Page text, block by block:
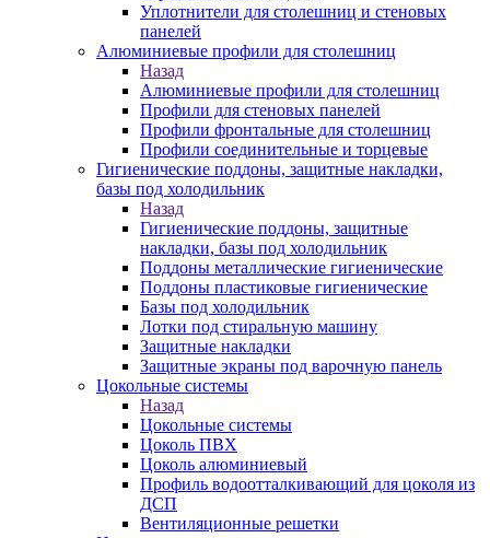
Уплотнители для столешниц и стеновых
панелей
Алюминиевые профили для столешниц
Назад
Алюминиевые профили для столешниц
Профили для стеновых панелей
Профили фронтальные для столешниц
Профили соединительные и торцевые
Гигиенические поддоны, защитные накладки,
базы под холодильник
Назад
Гигиенические поддоны, защитные
накладки, базы под холодильник
Поддоны металлические гигиенические
Поддоны пластиковые гигиенические
Базы под холодильник
Лотки под стиральную машину
Защитные накладки
Защитные экраны под варочную панель
Цокольные системы
Назад
Цокольные системы
Цоколь ПВХ
Цоколь алюминиевый
Профиль водоотталкивающий для цоколя из
ДСП
Вентиляционные решетки